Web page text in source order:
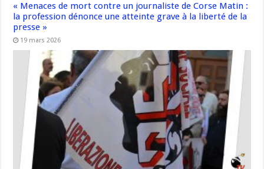
« Menaces de mort contre un journaliste de Corse Matin :
la profession dénonce une atteinte grave à la liberté de la
presse »
19 mars 2026